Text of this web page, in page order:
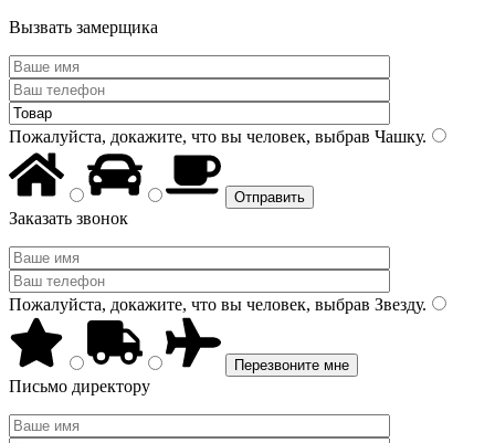
Вызвать замерщика
Пожалуйста, докажите, что вы человек, выбрав Чашку.
Заказать звонок
Пожалуйста, докажите, что вы человек, выбрав Звезду.
Письмо директору